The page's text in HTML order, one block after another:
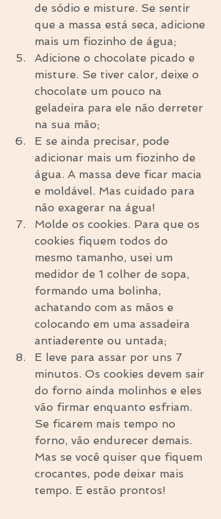
de sódio e misture. Se sentir
que a massa está seca, adicione
mais um fiozinho de água;
Adicione o chocolate picado e
misture. Se tiver calor, deixe o
chocolate um pouco na
geladeira para ele não derreter
na sua mão;
E se ainda precisar, pode
adicionar mais um fiozinho de
água. A massa deve ficar macia
e moldável. Mas cuidado para
não exagerar na água!
Molde os cookies. Para que os
cookies fiquem todos do
mesmo tamanho, usei um
medidor de 1 colher de sopa,
formando uma bolinha,
achatando com as mãos e
colocando em uma assadeira
antiaderente ou untada;
E leve para assar por uns 7
minutos. Os cookies devem sair
do forno ainda molinhos e eles
vão firmar enquanto esfriam.
Se ficarem mais tempo no
forno, vão endurecer demais.
Mas se você quiser que fiquem
crocantes, pode deixar mais
tempo. E estão prontos!